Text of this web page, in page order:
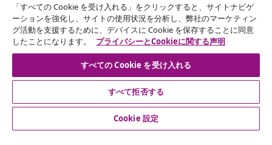
ビジネス・パートナーシップ
vidaXL
その他の情報
© 2008-2026 vidaXL. 当サイトは、vidaXL合同会社が運営してい
「すべての Cookie を受け入れる」をクリックすると、サイトナビゲ
ーションを強化し、サイトの使用状況を分析し、弊社のマーケティン
グ活動を支援するために、デバイスに Cookie を保存することに同意
したことになります。
プライバシーとCookieに関する声明
すべての Cookie を受け入れる
すべて拒否する
Cookie 設定